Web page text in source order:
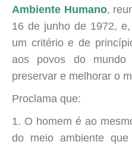
Ambiente Humano,
16 de junho de 1972,
um critério e de
aos povos do
preservar e melhorar o
Proclama que:
1. O homem é ao
do meio ambiente